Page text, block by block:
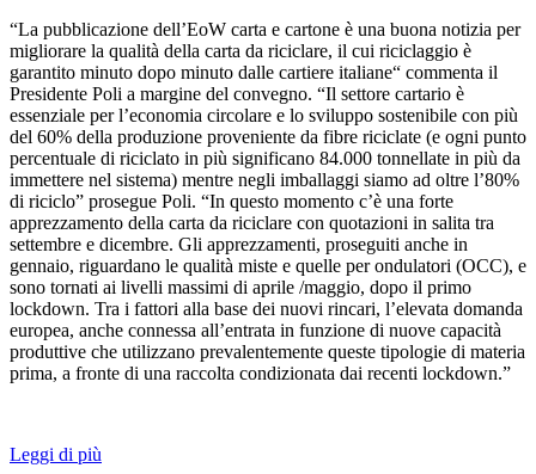
“La pubblicazione dell’EoW carta e cartone è una buona notizia per
migliorare la qualità della carta da riciclare, il cui riciclaggio è
garantito minuto dopo minuto dalle cartiere italiane“ commenta il
Presidente Poli a margine del convegno. “Il settore cartario è
essenziale per l’economia circolare e lo sviluppo sostenibile con più
del 60% della produzione proveniente da fibre riciclate (e ogni punto
percentuale di riciclato in più significano 84.000 tonnellate in più da
immettere nel sistema) mentre negli imballaggi siamo ad oltre l’80%
di riciclo” prosegue Poli. “In questo momento c’è una forte
apprezzamento della carta da riciclare con quotazioni in salita tra
settembre e dicembre. Gli apprezzamenti, proseguiti anche in
gennaio, riguardano le qualità miste e quelle per ondulatori (OCC), e
sono tornati ai livelli massimi di aprile /maggio, dopo il primo
lockdown. Tra i fattori alla base dei nuovi rincari, l’elevata domanda
europea, anche connessa all’entrata in funzione di nuove capacità
produttive che utilizzano prevalentemente queste tipologie di materia
prima, a fronte di una raccolta condizionata dai recenti lockdown.”
Leggi di più